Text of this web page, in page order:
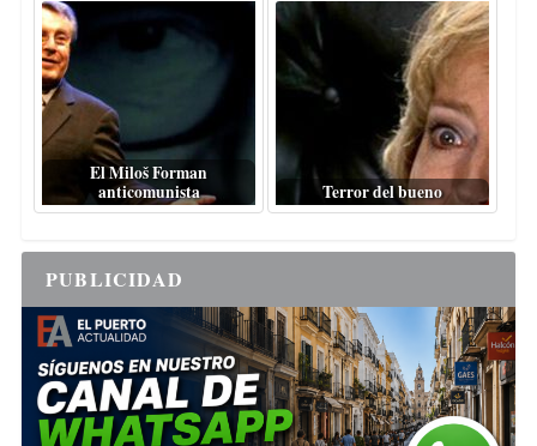
El Miloš Forman
anticomunista
Terror del bueno
PUBLICIDAD